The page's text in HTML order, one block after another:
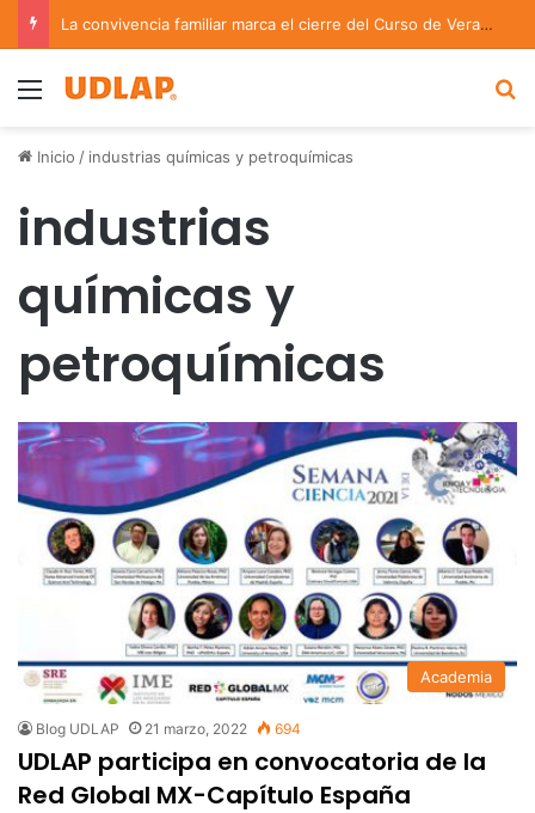
La convivencia familiar marca el cierre del Curso de Verano de Escuelas Aztecas
Menu
Inicio / industrias químicas y petroquímicas
industrias
químicas y
petroquímicas
Academia
Blog UDLAP 21 marzo, 2022 694
UDLAP participa en convocatoria de la
Red Global MX-Capítulo España